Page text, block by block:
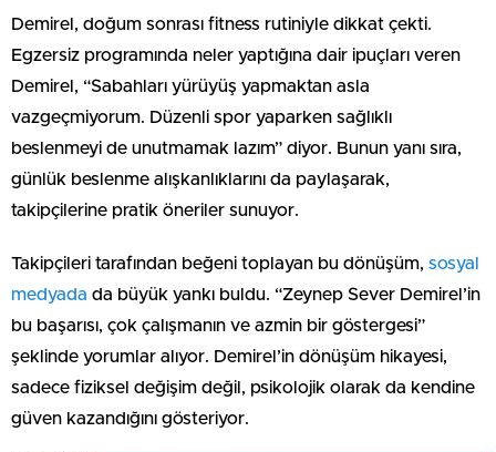
Demirel, doğum sonrası fitness rutiniyle dikkat çekti.
Egzersiz programında neler yaptığına dair ipuçları veren
Demirel, “Sabahları yürüyüş yapmaktan asla
vazgeçmiyorum. Düzenli spor yaparken sağlıklı
beslenmeyi de unutmamak lazım” diyor. Bunun yanı sıra,
günlük beslenme alışkanlıklarını da paylaşarak,
takipçilerine pratik öneriler sunuyor.
Takipçileri tarafından beğeni toplayan bu dönüşüm, sosyal
medyada da büyük yankı buldu. “Zeynep Sever Demirel’in
bu başarısı, çok çalışmanın ve azmin bir göstergesi”
şeklinde yorumlar alıyor. Demirel’in dönüşüm hikayesi,
sadece fiziksel değişim değil, psikolojik olarak da kendine
güven kazandığını gösteriyor.